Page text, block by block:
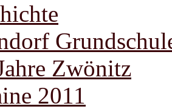
Zwönitz
2011